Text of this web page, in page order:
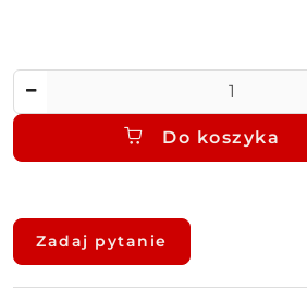
Do koszyka
Dostępność
dostawa
Zadaj pytanie